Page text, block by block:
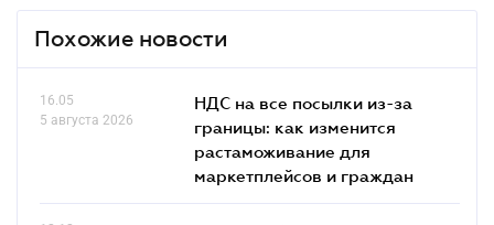
Похожие новости
16.05
5 августа 2026
НДС на все посылки из-за
границы: как изменится
растаможивание для
маркетплейсов и граждан